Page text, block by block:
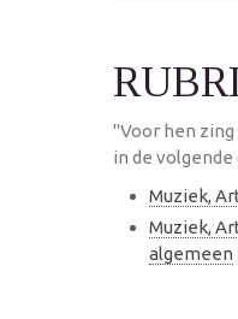
"Voor hen
in de
Muziek,
Muziek,
algemeen